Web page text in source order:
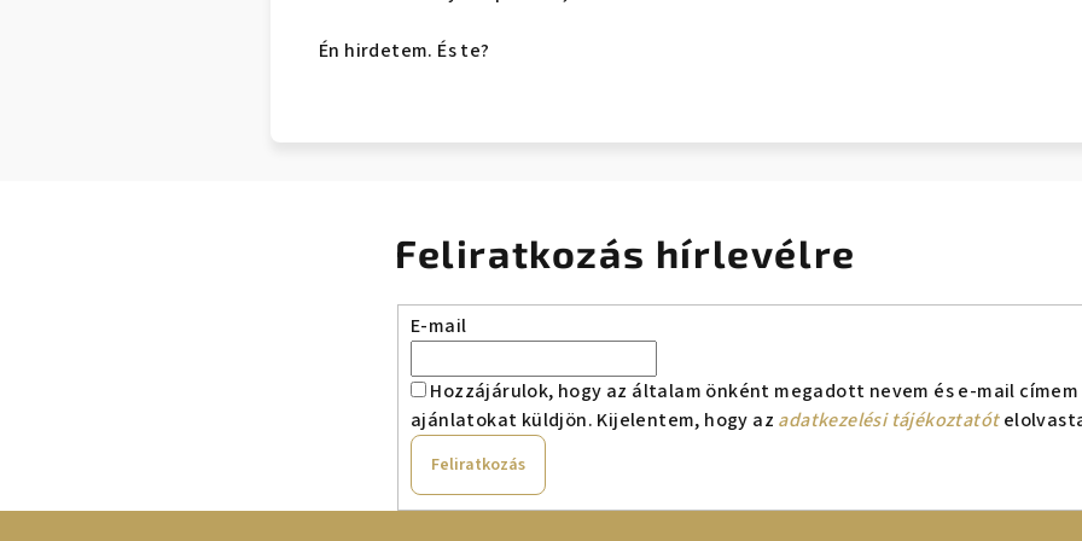
Én hirdetem. És te?
Feliratkozás hírlevélre
E-mail
Hozzájárulok, hogy az általam önként megadott nevem és e-mail
ajánlatokat küldjön. Kijelentem, hogy az adatkezelési tájékoztatót
Feliratkozás